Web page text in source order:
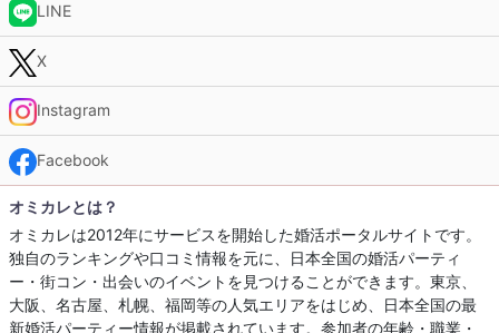
LINE
X
Instagram
Facebook
オミカレとは？
オミカレは2012年にサービスを開始した婚活ポータルサイトです。
独自のランキングや口コミ情報を元に、日本全国の婚活パーティ
ー・街コン・出会いのイベントを見つけることができます。東京、
大阪、名古屋、札幌、福岡等の人気エリアをはじめ、日本全国の最
新婚活パーティー情報が掲載されています。参加者の年齢・職業・